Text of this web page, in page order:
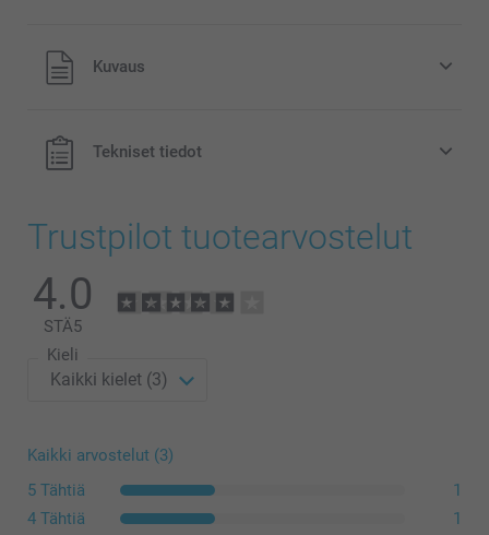
Kaikki hinnat ovat euroina, sisältävät arvonlisäveron ja
eivät sisällä postikuluja.
Kuvaus
Tekniset tiedot
Trustpilot tuotearvostelut
4.0
STÄ5
Kieli
Kaikki arvostelut (3)
5 Tähtiä
1
4 Tähtiä
1